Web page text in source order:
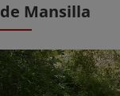
de Mansilla